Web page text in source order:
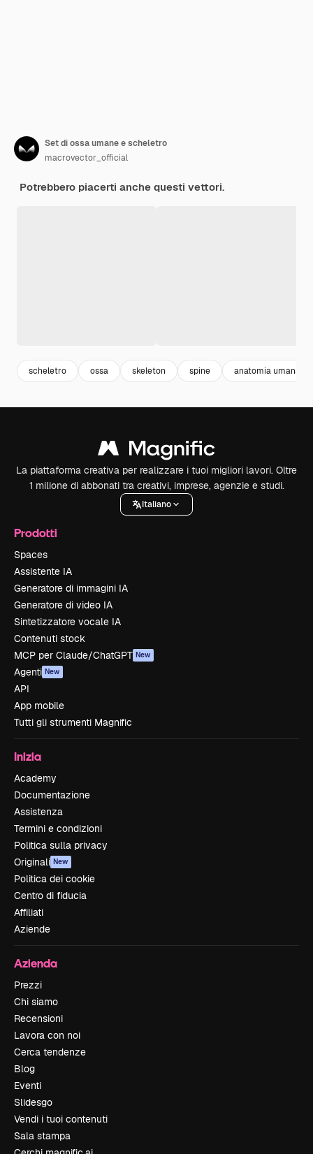
Set di ossa umane e scheletro
macrovector_official
Potrebbero piacerti anche questi vettori.
scheletro ossa skeleton spine anatomia umana
La piattaforma creativa per realizzare i tuoi migliori lavori. Oltre
1 milione di abbonati tra creativi, imprese, agenzie e studi.
Italiano
Prodotti
Spaces
Assistente IA
Generatore di immagini IA
Generatore di video IA
Sintetizzatore vocale IA
Contenuti stock
MCP per Claude/ChatGPT New
Agenti New
API
App mobile
Tutti gli strumenti Magnific
Inizia
Academy
Documentazione
Assistenza
Termini e condizioni
Politica sulla privacy
Originali New
Politica dei cookie
Centro di fiducia
Affiliati
Aziende
Azienda
Prezzi
Chi siamo
Recensioni
Lavora con noi
Cerca tendenze
Blog
Eventi
Slidesgo
Vendi i tuoi contenuti
Sala stampa